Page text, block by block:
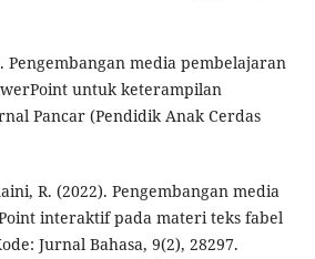
Pengembangan media pembelajaran
untuk keterampilan
Pancar (Pendidik Anak Cerdas
R. (2022). Pengembangan media
interaktif pada materi teks fabel
Jurnal Bahasa, 9(2), 28297.